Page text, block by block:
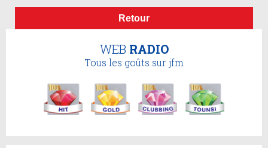
Retour
WEB RADIO
Tous les goûts sur jfm